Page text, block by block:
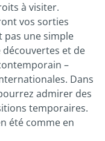
à visiter.
vos sorties
pas une simple
découvertes et de
–
Dans
admirer des
temporaires.
été comme en